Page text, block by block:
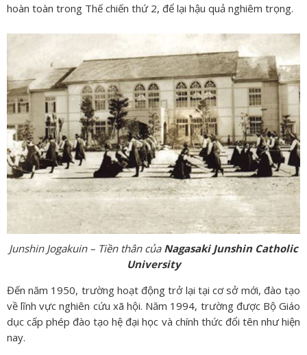
hoàn toàn trong Thế chiến thứ 2, để lại hậu quả nghiêm trọng.
Junshin Jogakuin – Tiền thân của Nagasaki Junshin Catholic
University
Đến năm 1950, trường hoạt động trở lại tại cơ sở mới, đào tạo
về lĩnh vực nghiên cứu xã hội. Năm 1994, trường được Bộ Giáo
dục cấp phép đào tạo hệ đại học và chính thức đổi tên như hiện
nay.